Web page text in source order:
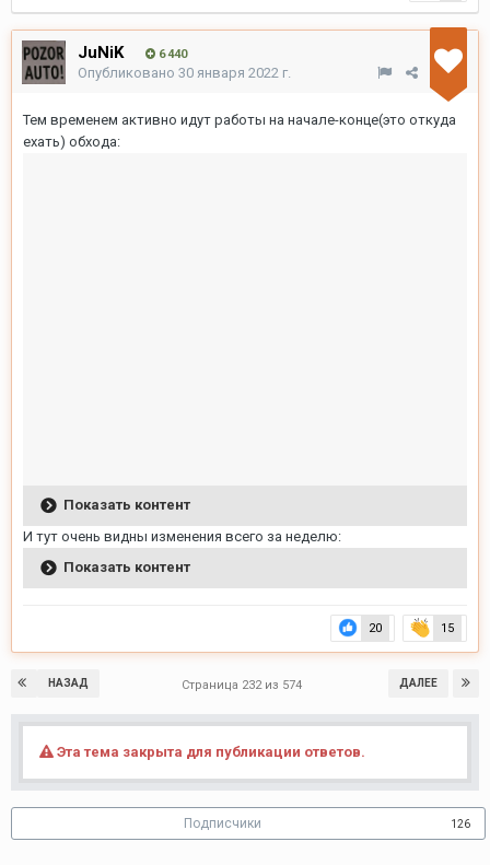
JuNiK 6 440
Опубликовано 30 января 2022 г.
Тем временем активно идут работы на начале-конце(это откуда
ехать) обхода:
Показать контент
И тут очень видны изменения всего за неделю:
Показать контент
20 15
НАЗАД ДАЛЕЕ
Страница 232 из 574
Эта тема закрыта для публикации ответов.
Подписчики 126